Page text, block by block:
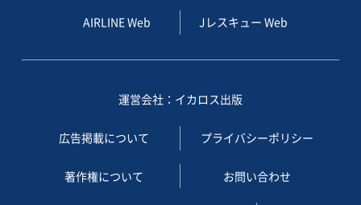
AIRLINE Web Jレスキュー Web
運営会社：イカロス出版
広告掲載について プライバシーポリシー
著作権について お問い合わせ